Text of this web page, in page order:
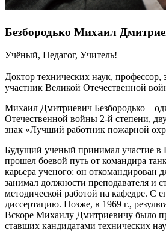
Безбородько Михаил
Учёный, Педагог, Учитель!
Доктор технических наук,
участник Великой Отечественной
Михаил Дмитриевич Безбородько –
Отечественной войны 2-й степени,
знак «Лучший работник пожарной
Будущий ученый принимал участие в
прошел боевой путь от командира
карьера ученого: он
занимал должности преподавателя и
методической работой на кафедре. С
диссертацию. Позже, в 1969 г.,
Вскоре Михаилу Дмитриевичу было
ставших кандидатами технических